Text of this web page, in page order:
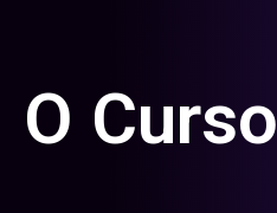
O Curso